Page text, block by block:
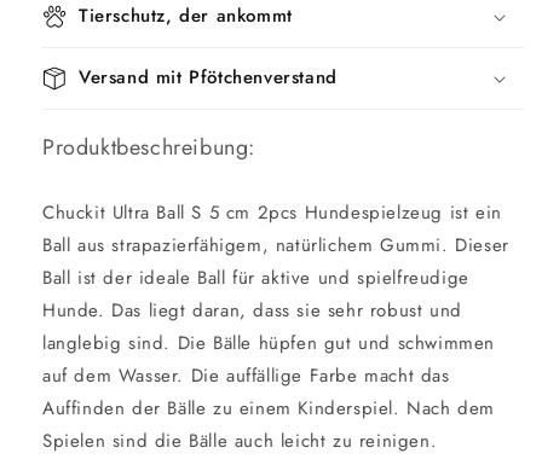
Tierschutz, der ankommt
Versand mit Pfötchenverstand
Produktbeschreibung:
Chuckit Ultra Ball S 5 cm 2pcs Hundespielzeug ist ein
Ball aus strapazierfähigem, natürlichem Gummi. Dieser
Ball ist der ideale Ball für aktive und spielfreudige
Hunde. Das liegt daran, dass sie sehr robust und
langlebig sind. Die Bälle hüpfen gut und schwimmen
auf dem Wasser. Die auffällige Farbe macht das
Auffinden der Bälle zu einem Kinderspiel. Nach dem
Spielen sind die Bälle auch leicht zu reinigen.